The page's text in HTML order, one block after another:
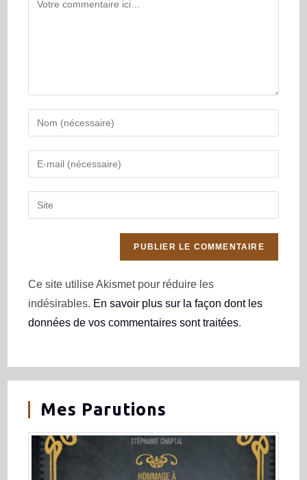
Ce site utilise Akismet pour réduire les
indésirables. En savoir plus sur la façon dont les
données de vos commentaires sont traitées.
Mes Parutions